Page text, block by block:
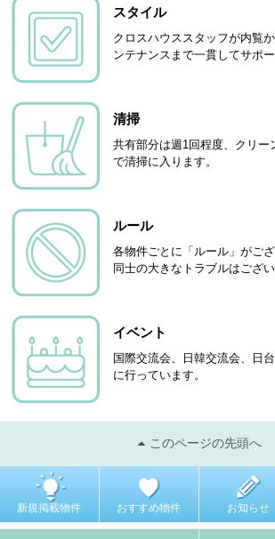
スタイル
クロスハウススタッフが内覧
ンテナンスまで一貫してサポー
清掃
共有部分は週1回程度、クリー
で清掃に入ります。
ルール
各物件ごとに「ルール」がご
同士の大きなトラブルはござい
イベント
国際交流会、日韓交流会、日
に行っています。
このページの先頭へ
新規掲載物件 おすすめ物件 お知らせ